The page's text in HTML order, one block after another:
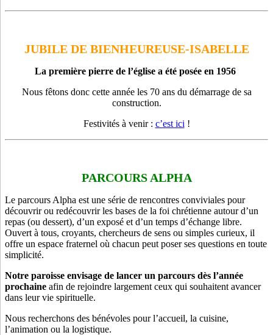
JUBILE DE BIENHEUREUSE-ISABELLE
La première pierre de l’église a été posée en 1956
Nous fêtons donc cette année les 70 ans du démarrage de sa
construction.
Festivités à venir : c’est ici !
PARCOURS ALPHA
Le parcours Alpha est une série de rencontres conviviales pour
découvrir ou redécouvrir les bases de la foi chrétienne autour d’un
repas (ou dessert), d’un exposé et d’un temps d’échange libre.
Ouvert à tous, croyants, chercheurs de sens ou simples curieux, il
offre un espace fraternel où chacun peut poser ses questions en toute
simplicité.
Notre paroisse envisage de lancer un parcours dès l’année
prochaine afin de rejoindre largement ceux qui souhaitent avancer
dans leur vie spirituelle.
Nous recherchons des bénévoles pour l’accueil, la cuisine,
l’animation ou la logistique.